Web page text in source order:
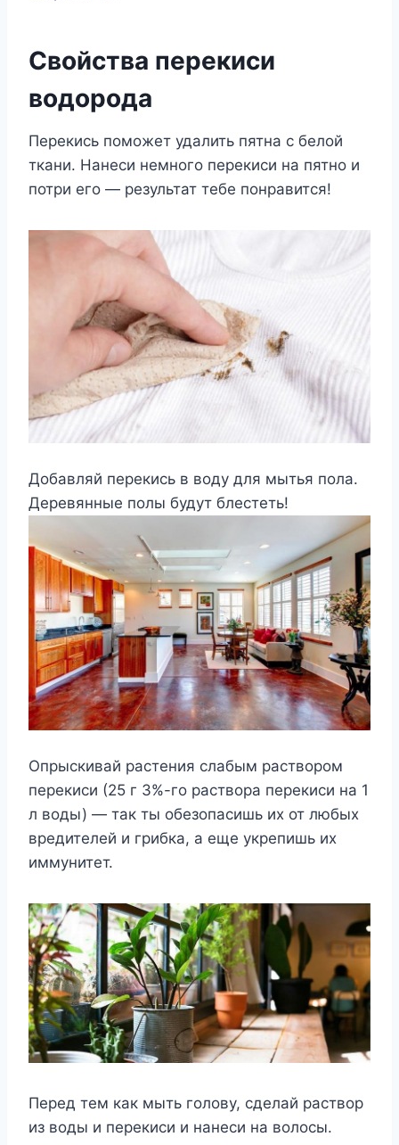
Свойства перекиси
водорода
Перекись поможет удалить пятна с белой
ткани. Нанеси немного перекиси на пятно и
потри его — результат тебе понравится!
Добавляй перекись в воду для мытья пола.
Деревянные полы будут блестеть!
Опрыскивай растения слабым раствором
перекиси (25 г 3%-го раствора перекиси на 1
л воды) — так ты обезопасишь их от любых
вредителей и грибка, а еще укрепишь их
иммунитет.
Перед тем как мыть голову, сделай раствор
из воды и перекиси и нанеси на волосы.